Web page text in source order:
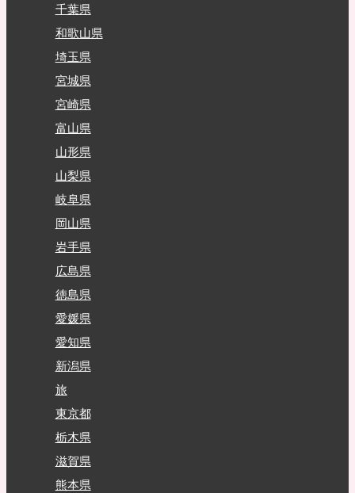
千葉県
和歌山県
埼玉県
宮城県
宮崎県
富山県
山形県
山梨県
岐阜県
岡山県
岩手県
広島県
徳島県
愛媛県
愛知県
新潟県
旅
東京都
栃木県
滋賀県
熊本県